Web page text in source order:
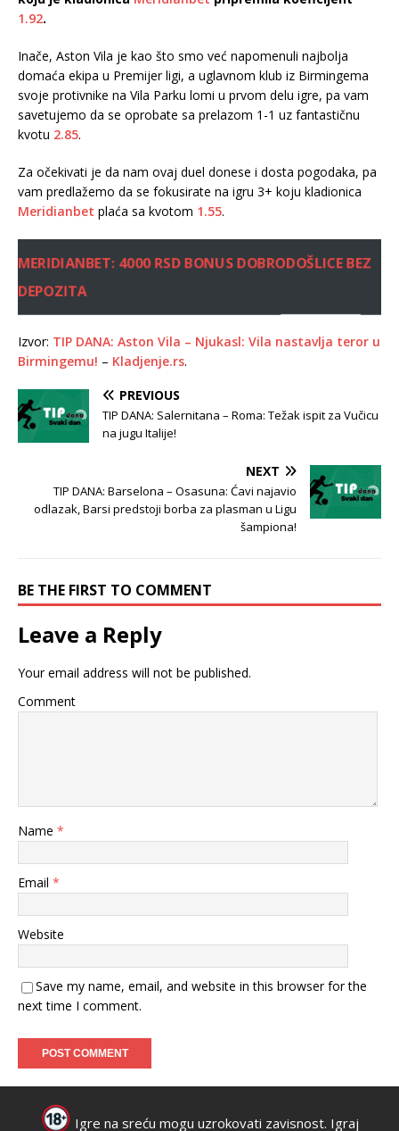
1.92.
Inače, Aston Vila je kao što smo već napomenuli najbolja
domaća ekipa u Premijer ligi, a uglavnom klub iz Birmingema
svoje protivnike na Vila Parku lomi u prvom delu igre, pa vam
savetujemo da se oprobate sa prelazom 1-1 uz fantastičnu
kvotu 2.85.
Za očekivati je da nam ovaj duel donese i dosta pogodaka, pa
vam predlažemo da se fokusirate na igru 3+ koju kladionica
Meridianbet plaća sa kvotom 1.55.
MERIDIANBET: 4000 RSD BONUS DOBRODOŠLICE BEZ
DEPOZITA
Izvor: TIP DANA: Aston Vila – Njukasl: Vila nastavlja teror u
Birmingemu! – Kladjenje.rs.
PREVIOUS
TIP DANA: Salernitana – Roma: Težak ispit za Vučicu
na jugu Italije!
NEXT
TIP DANA: Barselona – Osasuna: Ćavi najavio
odlazak, Barsi predstoji borba za plasman u Ligu
šampiona!
BE THE FIRST TO COMMENT
Leave a Reply
Your email address will not be published.
Comment
Name *
Email *
Website
Save my name, email, and website in this browser for the
next time I comment.
Igre na sreću mogu uzrokovati zavisnost. Igraj